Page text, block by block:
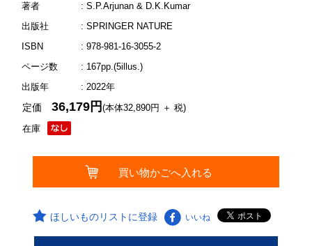
著者
: S.P.Arjunan & D.K.Kumar
出版社
: SPRINGER NATURE
ISBN
: 978-981-16-3055-2
ページ数
: 167pp.(5illus.)
出版年
: 2022年
在庫
定価36,179円(本体32,890円 ＋ 税)
ほしいものリストに登録 いいね